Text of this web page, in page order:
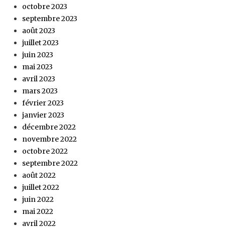
octobre 2023
septembre 2023
août 2023
juillet 2023
juin 2023
mai 2023
avril 2023
mars 2023
février 2023
janvier 2023
décembre 2022
novembre 2022
octobre 2022
septembre 2022
août 2022
juillet 2022
juin 2022
mai 2022
avril 2022